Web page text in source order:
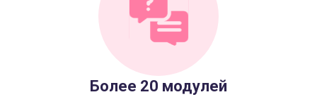
Более 20 модулей